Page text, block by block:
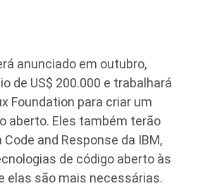
anunciado em outubro,
de US$ 200.000 e trabalhará
Foundation para criar um
aberto. Eles também terão
and Response da IBM,
de código aberto às
elas são mais necessárias.